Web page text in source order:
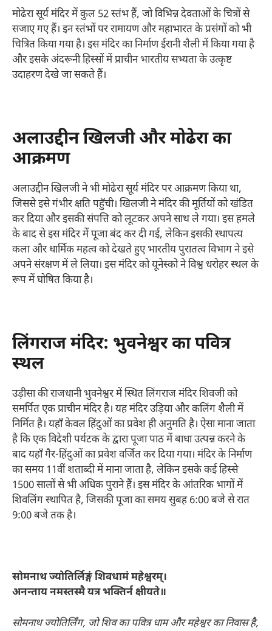
मोढेरा सूर्य मंदिर में कुल 52 स्तंभ हैं, जो विभिन्न देवताओं के चित्रों से
सजाए गए हैं। इन स्तंभों पर रामायण और महाभारत के प्रसंगों को भी
चित्रित किया गया है। इस मंदिर का निर्माण ईरानी शैली में किया गया है
और इसके अंदरूनी हिस्सों में प्राचीन भारतीय सभ्यता के उत्कृष्ट
उदाहरण देखे जा सकते हैं।
अलाउद्दीन खिलजी और मोढेरा का
आक्रमण
अलाउद्दीन खिलजी ने भी मोढेरा सूर्य मंदिर पर आक्रमण किया था,
जिससे इसे गंभीर क्षति पहुँची। खिलजी ने मंदिर की मूर्तियों को खंडित
कर दिया और इसकी संपत्ति को लूटकर अपने साथ ले गया। इस हमले
के बाद से इस मंदिर में पूजा बंद कर दी गई, लेकिन इसकी स्थापत्य
कला और धार्मिक महत्व को देखते हुए भारतीय पुरातत्व विभाग ने इसे
अपने संरक्षण में ले लिया। इस मंदिर को यूनेस्को ने विश्व धरोहर स्थल के
रूप में घोषित किया है।
लिंगराज मंदिर: भुवनेश्वर का पवित्र
स्थल
उड़ीसा की राजधानी भुवनेश्वर में स्थित लिंगराज मंदिर शिवजी को
समर्पित एक प्राचीन मंदिर है। यह मंदिर उड़िया और कलिंग शैली में
निर्मित है। यहाँ केवल हिंदुओं का प्रवेश ही अनुमति है। ऐसा माना जाता
है कि एक विदेशी पर्यटक के द्वारा पूजा पाठ में बाधा उत्पन्न करने के
बाद यहाँ गैर-हिंदुओं का प्रवेश वर्जित कर दिया गया। मंदिर के निर्माण
का समय 11वीं शताब्दी में माना जाता है, लेकिन इसके कई हिस्से
1500 सालों से भी अधिक पुराने हैं। इस मंदिर के आंतरिक भागों में
शिवलिंग स्थापित है, जिसकी पूजा का समय सुबह 6:00 बजे से रात
9:00 बजे तक है।
सोमनाथ ज्योतिर्लिङ्गं शिवधामं महेश्वरम्।
अनन्ताय नमस्तस्मै यत्र भक्तिर्न क्षीयते॥
सोमनाथ ज्योतिर्लिंग, जो शिव का पवित्र धाम और महेश्वर का निवास है,